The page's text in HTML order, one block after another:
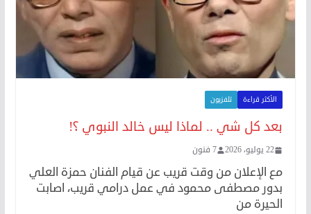
الأكثر قراءة تلفزيون
بعد كل شي .. لماذا ليس خالد النبوي ؟!
22 يوليو، 2026 7 فنون
مع الإعلان من وقت قريب عن قيام الفنان حمزة العلي
بدور مصطفى محمود في عمل درامي قريب، اصابت
الحيرة من